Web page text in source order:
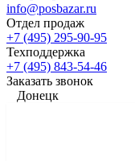
info@posbazar.ru
Отдел продаж
+7 (495) 295-90-95
Техподдержка
+7 (495) 843-54-46
Заказать звонок
Донецк